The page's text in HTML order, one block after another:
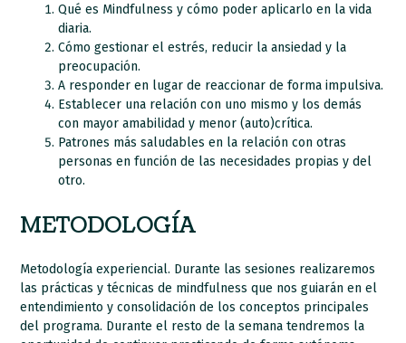
Qué es Mindfulness y cómo poder aplicarlo en la vida
diaria.
Cómo gestionar el estrés, reducir la ansiedad y la
preocupación.
A responder en lugar de reaccionar de forma impulsiva.
Establecer una relación con uno mismo y los demás
con mayor amabilidad y menor (auto)crítica.
Patrones más saludables en la relación con otras
personas en función de las necesidades propias y del
otro.
METODOLOGÍA
Metodología experiencial. Durante las sesiones realizaremos
las prácticas y técnicas de mindfulness que nos guiarán en el
entendimiento y consolidación de los conceptos principales
del programa. Durante el resto de la semana tendremos la